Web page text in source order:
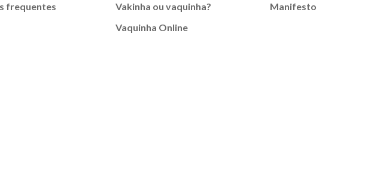
frequentes
Vakinha ou vaquinha?
Vaquinha Online
Manifesto